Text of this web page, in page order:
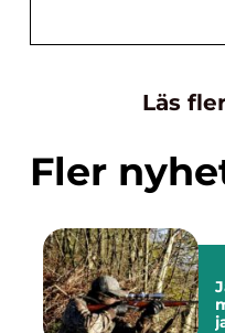
Läs
Fler